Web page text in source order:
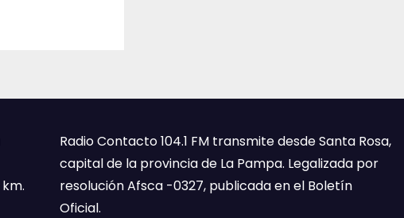
Radio Contacto 104.1 FM transmite desde Santa Rosa,
capital de la provincia de La Pampa. Legalizada por
resolución Afsca -0327, publicada en el Boletín
Oficial.